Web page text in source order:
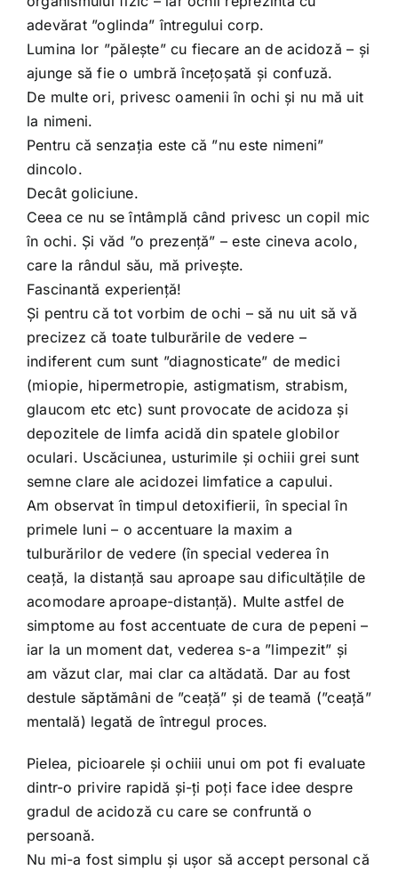
adevărat ”oglinda” întregului corp.
Lumina lor ”pălește” cu fiecare an de acidoză – și
ajunge să fie o umbră încețoșată și confuză.
De multe ori, privesc oamenii în ochi și nu mă uit
la nimeni.
Pentru că senzația este că ”nu este nimeni”
dincolo.
Decât goliciune.
Ceea ce nu se întâmplă când privesc un copil mic
în ochi. Și văd ”o prezență” – este cineva acolo,
care la rândul său, mă privește.
Fascinantă experiență!
Și pentru că tot vorbim de ochi – să nu uit să vă
precizez că toate tulburările de vedere –
indiferent cum sunt ”diagnosticate” de medici
(miopie, hipermetropie, astigmatism, strabism,
glaucom etc etc) sunt provocate de acidoza și
depozitele de limfa acidă din spatele globilor
oculari. Uscăciunea, usturimile și ochiii grei sunt
semne clare ale acidozei limfatice a capului.
Am observat în timpul detoxifierii, în special în
primele luni – o accentuare la maxim a
tulburărilor de vedere (în special vederea în
ceață, la distanță sau aproape sau dificultățile de
acomodare aproape-distanță). Multe astfel de
simptome au fost accentuate de cura de pepeni –
iar la un moment dat, vederea s-a ”limpezit” și
am văzut clar, mai clar ca altădată. Dar au fost
destule săptămâni de ”ceață” și de teamă (”ceață”
mentală) legată de întregul proces.
Pielea, picioarele și ochiii unui om pot fi evaluate
dintr-o privire rapidă și-ți poți face idee despre
gradul de acidoză cu care se confruntă o
persoană.
Nu mi-a fost simplu și ușor să accept personal că